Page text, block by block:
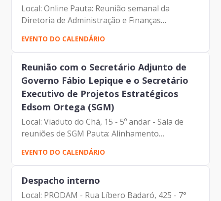
Local: Online Pauta: Reunião semanal da
Diretoria de Administração e Finanças
Participantes: Francisco de Padovan Forbes (
Presidente da Prodam) Luciano Felipe de Paula
Capato (Diretor de...
EVENTO DO CALENDÁRIO
Reunião com o Secretário Adjunto de
Governo Fábio Lepique e o Secretário
Executivo de Projetos Estratégicos
Edsom Ortega (SGM)
Local: Viaduto do Chá, 15 - 5º andar - Sala de
reuniões de SGM Pauta: Alinhamento
Participantes: André Tomiatto de Oliveira
(Assessor da Presidência da Prodam) Clodoaldo
Pelissioni (Secretário...
EVENTO DO CALENDÁRIO
Despacho interno
Local: PRODAM - Rua Líbero Badaró, 425 - 7°